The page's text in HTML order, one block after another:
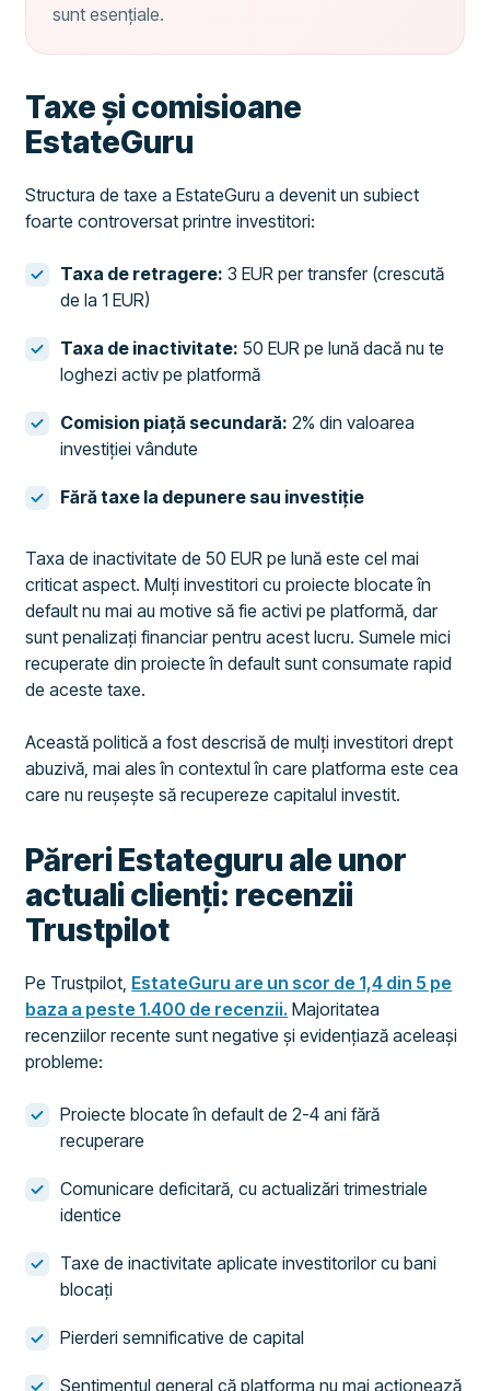
sunt esențiale.
Taxe și comisioane
EstateGuru
Structura de taxe a EstateGuru a devenit un subiect
foarte controversat printre investitori:
Taxa de retragere: 3 EUR per transfer (crescută
de la 1 EUR)
Taxa de inactivitate: 50 EUR pe lună dacă nu te
loghezi activ pe platformă
Comision piață secundară: 2% din valoarea
investiției vândute
Fără taxe la depunere sau investiție
Taxa de inactivitate de 50 EUR pe lună este cel mai
criticat aspect. Mulți investitori cu proiecte blocate în
default nu mai au motive să fie activi pe platformă, dar
sunt penalizați financiar pentru acest lucru. Sumele mici
recuperate din proiecte în default sunt consumate rapid
de aceste taxe.
Această politică a fost descrisă de mulți investitori drept
abuzivă, mai ales în contextul în care platforma este cea
care nu reușește să recupereze capitalul investit.
Păreri Estateguru ale unor
actuali clienți: recenzii
Trustpilot
Pe Trustpilot, EstateGuru are un scor de 1,4 din 5 pe
baza a peste 1.400 de recenzii. Majoritatea
recenziilor recente sunt negative și evidențiază aceleași
probleme:
Proiecte blocate în default de 2-4 ani fără
recuperare
Comunicare deficitară, cu actualizări trimestriale
identice
Taxe de inactivitate aplicate investitorilor cu bani
blocați
Pierderi semnificative de capital
Sentimentul general că platforma nu mai acționează